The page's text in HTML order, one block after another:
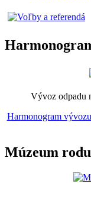
Vývoz odpadu
Harmonogram
Múzeum